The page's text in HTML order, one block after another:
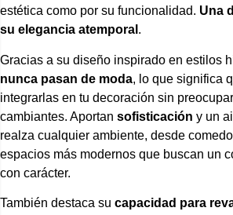
estética como por su funcionalidad. Una
su elegancia atemporal .
Gracias a su diseño inspirado en estilos
nunca pasan de moda, lo que significa
integrarlas en tu decoración sin
cambiantes. Aportan sofisticación y un
realza cualquier ambiente, desde
espacios más modernos que buscan un
con carácter.
También destaca su capacidad para